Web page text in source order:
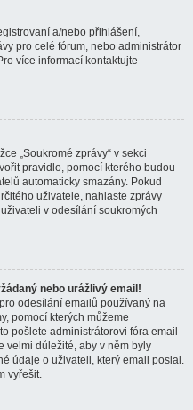
a/nebo přihlášení,
pro celé fórum, nebo administrátor
více informací kontaktujte
„Soukromé zprávy“ v sekci
pravidlo, pomocí kterého budou
automaticky smazány. Pokud
uživatele, nahlaste zprávy
v odesílání soukromých
nebo urážlivý email!
odesílání emailů používaný na
pomocí kterých můžeme
pošlete administrátorovi fóra email
velmi důležité, aby v něm byly
údaje o uživateli, který email poslal.
vyřešit.